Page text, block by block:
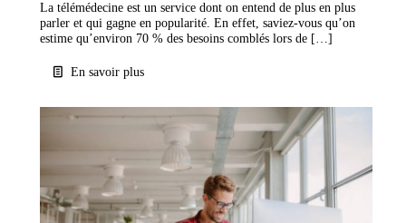
La télémédecine est un service dont on entend de plus en plus
parler et qui gagne en popularité. En effet, saviez-vous qu’on
estime qu’environ 70 % des besoins comblés lors de […]
En savoir plus